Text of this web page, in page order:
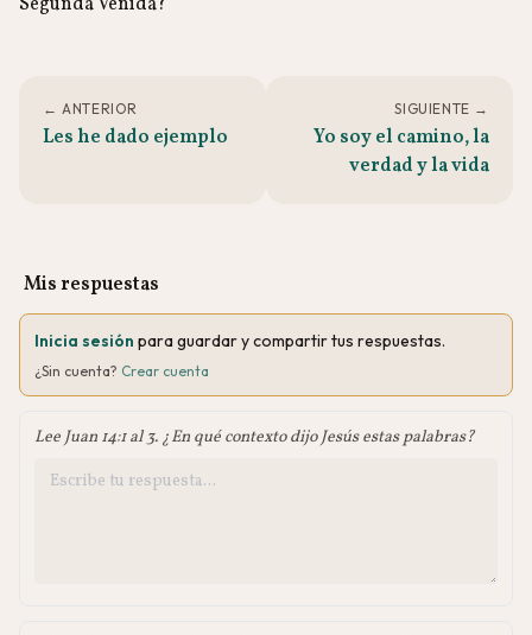
← ANTERIOR
Les he dado ejemplo
SIGUIENTE →
Yo soy el camino, la
verdad y la vida
Mis respuestas
Inicia sesión para guardar y compartir tus respuestas.
¿Sin cuenta? Crear cuenta
Lee Juan 14:1 al 3. ¿En qué contexto dijo Jesús estas palabras?